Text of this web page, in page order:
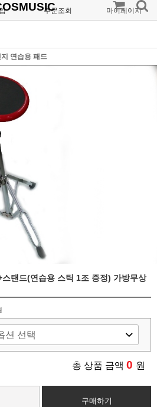
주문조회 마이페이지
지 연습용 패드
탠드(연습용 스틱 1조 증정) 가방무상
총 상품 금액 0 원
구매하기